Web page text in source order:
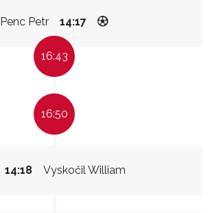
Penc Petr 14:17
16:43
16:50
Vyskočil William
14:18